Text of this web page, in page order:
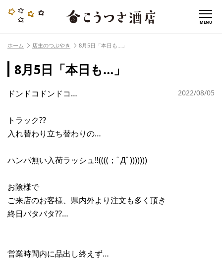
MENU
ホーム 店主のつぶやき 8月5日「本日も…」
8月5日「本日も…」
2022/08/05
ドンドコドンドコ…
トラック??
入れ替わり立ち替わりの…
ハンパ無い入荷ラッシュ‼︎((((；ﾟДﾟ)))))))
お陰様で
ご来店のお客様、県内外より注文も多く頂き
終日バタバタ??…
営業時間内に品出し終えず…